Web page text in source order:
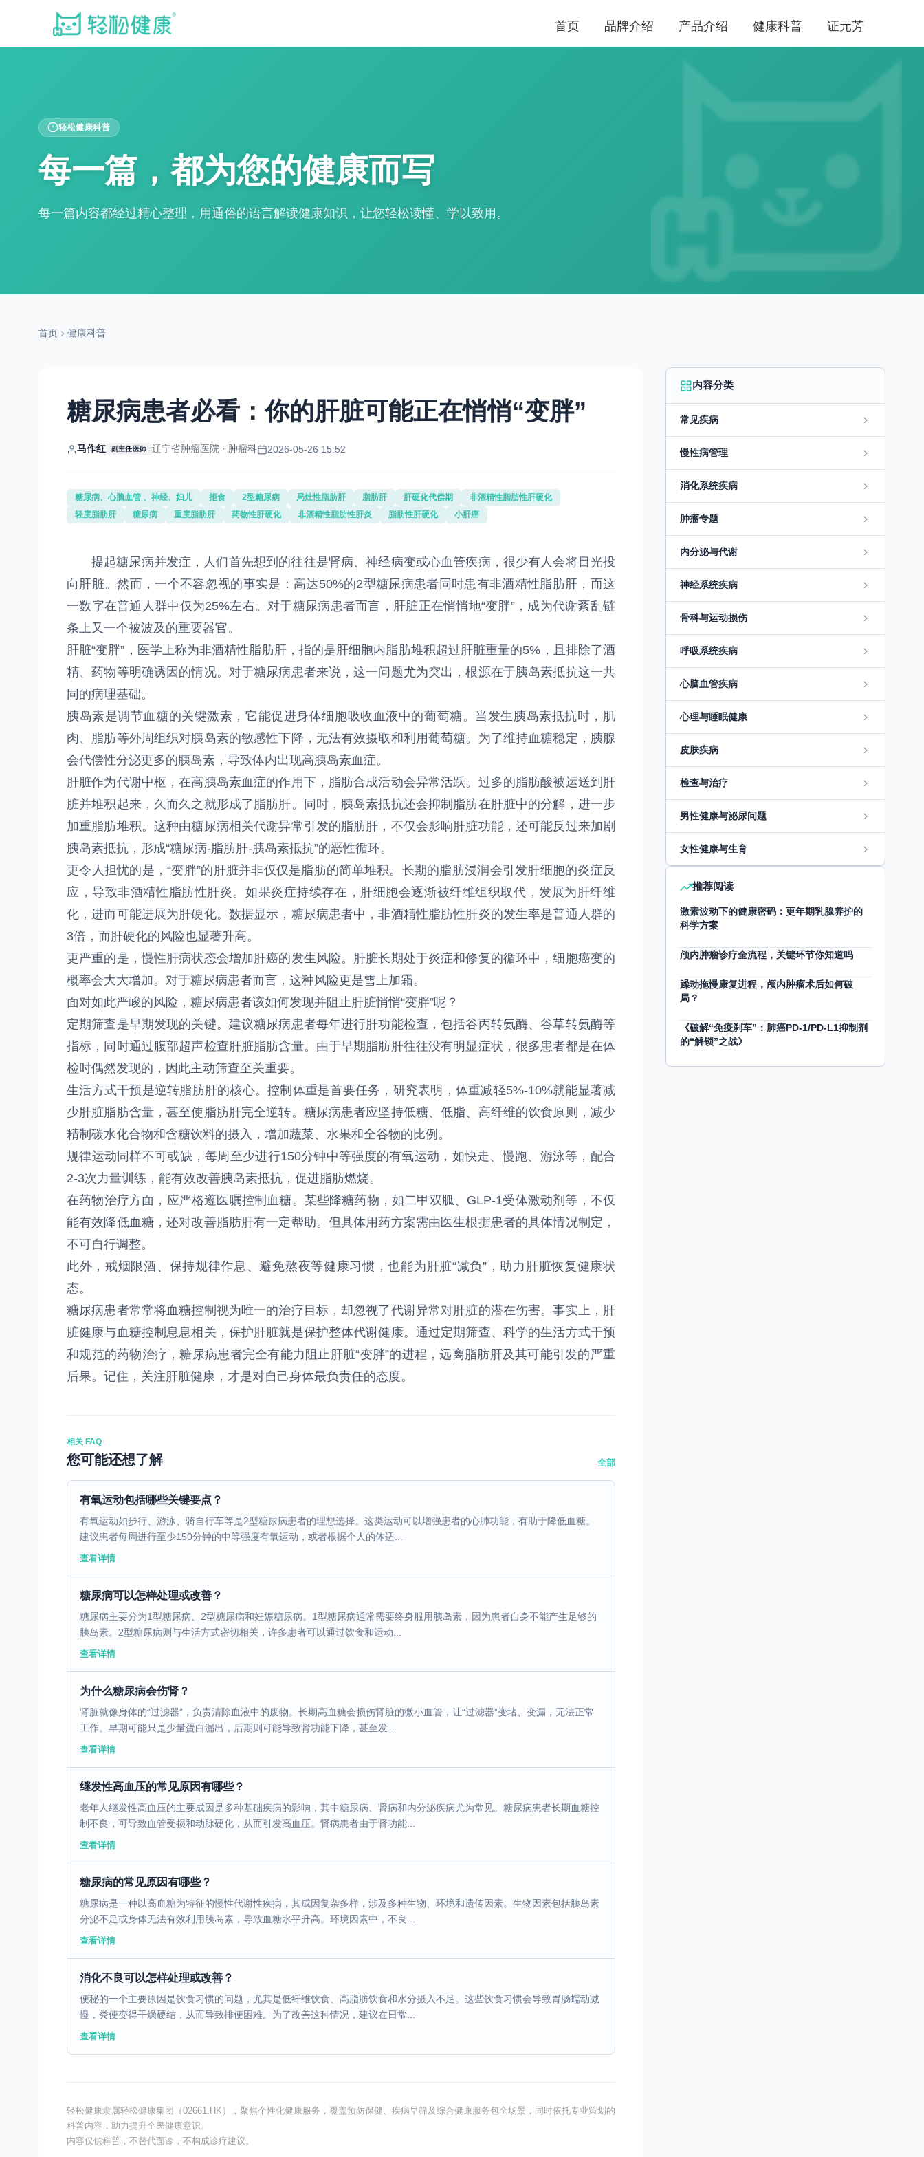
首页 品牌介绍 产品介绍 健康科普 证元芳
轻松健康科普
每一篇，都为您的健康而写
每一篇内容都经过精心整理，用通俗的语言解读健康知识，让您轻松读懂、学以致用。
首页 健康科普
糖尿病患者必看：你的肝脏可能正在悄悄“变胖”
马作红 副主任医师 辽宁省肿瘤医院 · 肿瘤科 2026-05-26 15:52
糖尿病、心脑血管 、神经、妇儿 拒食 2型糖尿病 局灶性脂肪肝 脂肪肝 肝硬化代偿期
非酒精性脂肪性肝硬化
轻度脂肪肝
糖尿病 重度脂肪肝 药物性肝硬化 非酒精性脂肪性肝炎 脂肪性肝硬化 小肝癌
提起糖尿病并发症，人们首先想到的往往是肾病、神经病变或心血管疾病，很少有人会将目光投
向肝脏。然而，一个不容忽视的事实是：高达50%的2型糖尿病患者同时患有非酒精性脂肪肝，而这
一数字在普通人群中仅为25%左右。对于糖尿病患者而言，肝脏正在悄悄地“变胖”，成为代谢紊乱链
条上又一个被波及的重要器官。
肝脏“变胖”，医学上称为非酒精性脂肪肝，指的是肝细胞内脂肪堆积超过肝脏重量的5%，且排除了酒
精、药物等明确诱因的情况。对于糖尿病患者来说，这一问题尤为突出，根源在于胰岛素抵抗这一共
同的病理基础。
胰岛素是调节血糖的关键激素，它能促进身体细胞吸收血液中的葡萄糖。当发生胰岛素抵抗时，肌
肉、脂肪等外周组织对胰岛素的敏感性下降，无法有效摄取和利用葡萄糖。为了维持血糖稳定，胰腺
会代偿性分泌更多的胰岛素，导致体内出现高胰岛素血症。
肝脏作为代谢中枢，在高胰岛素血症的作用下，脂肪合成活动会异常活跃。过多的脂肪酸被运送到肝
脏并堆积起来，久而久之就形成了脂肪肝。同时，胰岛素抵抗还会抑制脂肪在肝脏中的分解，进一步
加重脂肪堆积。这种由糖尿病相关代谢异常引发的脂肪肝，不仅会影响肝脏功能，还可能反过来加剧
胰岛素抵抗，形成“糖尿病-脂肪肝-胰岛素抵抗”的恶性循环。
更令人担忧的是，“变胖”的肝脏并非仅仅是脂肪的简单堆积。长期的脂肪浸润会引发肝细胞的炎症反
应，导致非酒精性脂肪性肝炎。如果炎症持续存在，肝细胞会逐渐被纤维组织取代，发展为肝纤维
化，进而可能进展为肝硬化。数据显示，糖尿病患者中，非酒精性脂肪性肝炎的发生率是普通人群的
3倍，而肝硬化的风险也显著升高。
更严重的是，慢性肝病状态会增加肝癌的发生风险。肝脏长期处于炎症和修复的循环中，细胞癌变的
概率会大大增加。对于糖尿病患者而言，这种风险更是雪上加霜。
面对如此严峻的风险，糖尿病患者该如何发现并阻止肝脏悄悄“变胖”呢？
定期筛查是早期发现的关键。建议糖尿病患者每年进行肝功能检查，包括谷丙转氨酶、谷草转氨酶等
指标，同时通过腹部超声检查肝脏脂肪含量。由于早期脂肪肝往往没有明显症状，很多患者都是在体
检时偶然发现的，因此主动筛查至关重要。
生活方式干预是逆转脂肪肝的核心。控制体重是首要任务，研究表明，体重减轻5%-10%就能显著减
少肝脏脂肪含量，甚至使脂肪肝完全逆转。糖尿病患者应坚持低糖、低脂、高纤维的饮食原则，减少
精制碳水化合物和含糖饮料的摄入，增加蔬菜、水果和全谷物的比例。
规律运动同样不可或缺，每周至少进行150分钟中等强度的有氧运动，如快走、慢跑、游泳等，配合
2-3次力量训练，能有效改善胰岛素抵抗，促进脂肪燃烧。
在药物治疗方面，应严格遵医嘱控制血糖。某些降糖药物，如二甲双胍、GLP-1受体激动剂等，不仅
能有效降低血糖，还对改善脂肪肝有一定帮助。但具体用药方案需由医生根据患者的具体情况制定，
不可自行调整。
此外，戒烟限酒、保持规律作息、避免熬夜等健康习惯，也能为肝脏“减负”，助力肝脏恢复健康状
态。
糖尿病患者常常将血糖控制视为唯一的治疗目标，却忽视了代谢异常对肝脏的潜在伤害。事实上，肝
脏健康与血糖控制息息相关，保护肝脏就是保护整体代谢健康。通过定期筛查、科学的生活方式干预
和规范的药物治疗，糖尿病患者完全有能力阻止肝脏“变胖”的进程，远离脂肪肝及其可能引发的严重
后果。记住，关注肝脏健康，才是对自己身体最负责任的态度。
相关 FAQ
您可能还想了解 全部
有氧运动包括哪些关键要点？
有氧运动如步行、游泳、骑自行车等是2型糖尿病患者的理想选择。这类运动可以增强患者的心肺功能，有助于降低血糖。
建议患者每周进行至少150分钟的中等强度有氧运动，或者根据个人的体适...
查看详情
糖尿病可以怎样处理或改善？
糖尿病主要分为1型糖尿病、2型糖尿病和妊娠糖尿病。1型糖尿病通常需要终身服用胰岛素，因为患者自身不能产生足够的
胰岛素。2型糖尿病则与生活方式密切相关，许多患者可以通过饮食和运动...
查看详情
为什么糖尿病会伤肾？
肾脏就像身体的“过滤器”，负责清除血液中的废物。长期高血糖会损伤肾脏的微小血管，让“过滤器”变堵、变漏，无法正常
工作。早期可能只是少量蛋白漏出，后期则可能导致肾功能下降，甚至发...
查看详情
继发性高血压的常见原因有哪些？
老年人继发性高血压的主要成因是多种基础疾病的影响，其中糖尿病、肾病和内分泌疾病尤为常见。糖尿病患者长期血糖控
制不良，可导致血管受损和动脉硬化，从而引发高血压。肾病患者由于肾功能...
查看详情
糖尿病的常见原因有哪些？
糖尿病是一种以高血糖为特征的慢性代谢性疾病，其成因复杂多样，涉及多种生物、环境和遗传因素。生物因素包括胰岛素
分泌不足或身体无法有效利用胰岛素，导致血糖水平升高。环境因素中，不良...
查看详情
消化不良可以怎样处理或改善？
便秘的一个主要原因是饮食习惯的问题，尤其是低纤维饮食、高脂肪饮食和水分摄入不足。这些饮食习惯会导致胃肠蠕动减
慢，粪便变得干燥硬结，从而导致排便困难。为了改善这种情况，建议在日常...
查看详情
轻松健康隶属轻松健康集团（02661.HK），聚焦个性化健康服务，覆盖预防保健、疾病早筛及综合健康服务包全场景，同时依托专业策划的
科普内容，助力提升全民健康意识。
内容仅供科普，不替代面诊，不构成诊疗建议。
内容分类
常见疾病
慢性病管理
消化系统疾病
肿瘤专题
内分泌与代谢
神经系统疾病
骨科与运动损伤
呼吸系统疾病
心脑血管疾病
心理与睡眠健康
皮肤疾病
检查与治疗
男性健康与泌尿问题
女性健康与生育
推荐阅读
激素波动下的健康密码：更年期乳腺养护的
科学方案
颅内肿瘤诊疗全流程，关键环节你知道吗
躁动拖慢康复进程，颅内肿瘤术后如何破
局？
《破解“免疫刹车”：肺癌PD-1/PD-L1抑制剂
的“解锁”之战》